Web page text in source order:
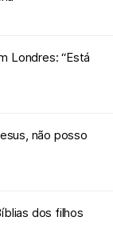
Londres: “Está
não posso
dos filhos